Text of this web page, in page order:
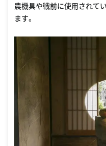
農機具や戦前に使用されて
ます。